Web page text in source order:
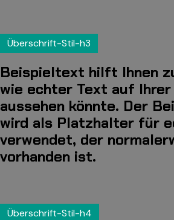
Überschrift-Stil-h3
Beispieltext hilft Ihnen
wie echter Text auf Ihrer
aussehen könnte. Der
wird als Platzhalter für
verwendet, der
vorhanden ist.
Überschrift-Stil-h4